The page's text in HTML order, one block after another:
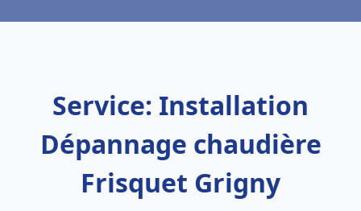
Service: Installation
Dépannage chaudière
Frisquet Grigny